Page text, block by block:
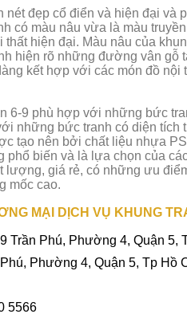
nét đẹp cổ điển và hiện đại và
có màu nâu vừa là màu
hiện đại. Màu nâu của
hiện rõ những đường vân gỗ
kết hợp với các món đồ nội
6-9 phù hợp với những bức
những bức tranh có diện tích
tạo nên bởi chất liệu nhựa
phổ biến và là lựa chọn của
lượng, giá rẻ, có những ưu
mốc cao.
MẠI DỊCH VỤ KHUNG
Trần Phú, Phường 4, Quận 5,
Phường 4, Quận 5, Tp Hồ
5566